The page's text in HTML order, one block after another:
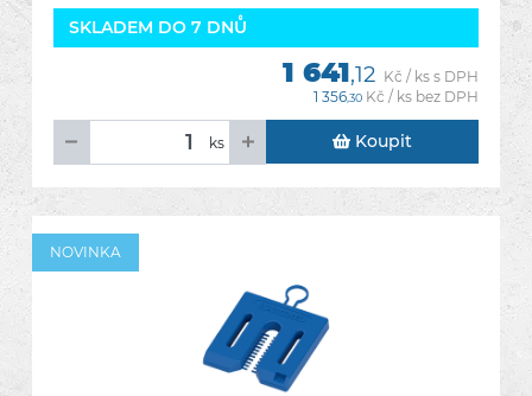
SKLADEM DO 7 DNŮ
1 641,12 Kč / ks s DPH
1 356,30 Kč / ks bez DPH
ks Koupit
NOVINKA